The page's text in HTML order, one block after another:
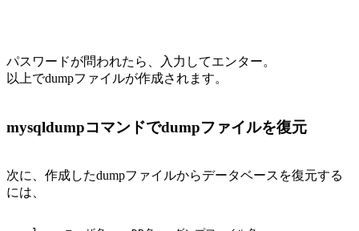
パスワードが問われたら、入力してエンター。
以上でdumpファイルが作成されます。
mysqldumpコマンドでdumpファイルを復元
次に、作成したdumpファイルからデータベースを復元する
には、